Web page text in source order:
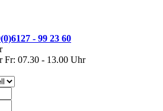
- 99 23 60
Fr: 07.30 - 13.00 Uhr